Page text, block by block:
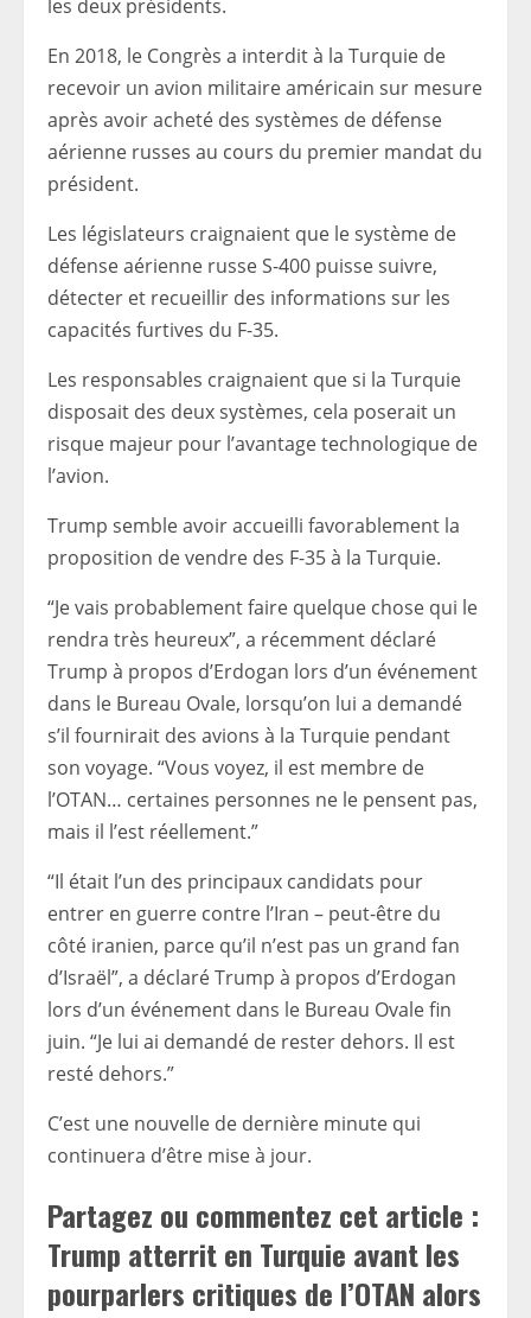
les deux présidents.
En 2018, le Congrès a interdit à la Turquie de
recevoir un avion militaire américain sur mesure
après avoir acheté des systèmes de défense
aérienne russes au cours du premier mandat du
président.
Les législateurs craignaient que le système de
défense aérienne russe S-400 puisse suivre,
détecter et recueillir des informations sur les
capacités furtives du F-35.
Les responsables craignaient que si la Turquie
disposait des deux systèmes, cela poserait un
risque majeur pour l’avantage technologique de
l’avion.
Trump semble avoir accueilli favorablement la
proposition de vendre des F-35 à la Turquie.
“Je vais probablement faire quelque chose qui le
rendra très heureux”, a récemment déclaré
Trump à propos d’Erdogan lors d’un événement
dans le Bureau Ovale, lorsqu’on lui a demandé
s’il fournirait des avions à la Turquie pendant
son voyage. “Vous voyez, il est membre de
l’OTAN… certaines personnes ne le pensent pas,
mais il l’est réellement.”
“Il était l’un des principaux candidats pour
entrer en guerre contre l’Iran – peut-être du
côté iranien, parce qu’il n’est pas un grand fan
d’Israël”, a déclaré Trump à propos d’Erdogan
lors d’un événement dans le Bureau Ovale fin
juin. “Je lui ai demandé de rester dehors. Il est
resté dehors.”
C’est une nouvelle de dernière minute qui
continuera d’être mise à jour.
Partagez ou commentez cet article :
Trump atterrit en Turquie avant les
pourparlers critiques de l’OTAN alors